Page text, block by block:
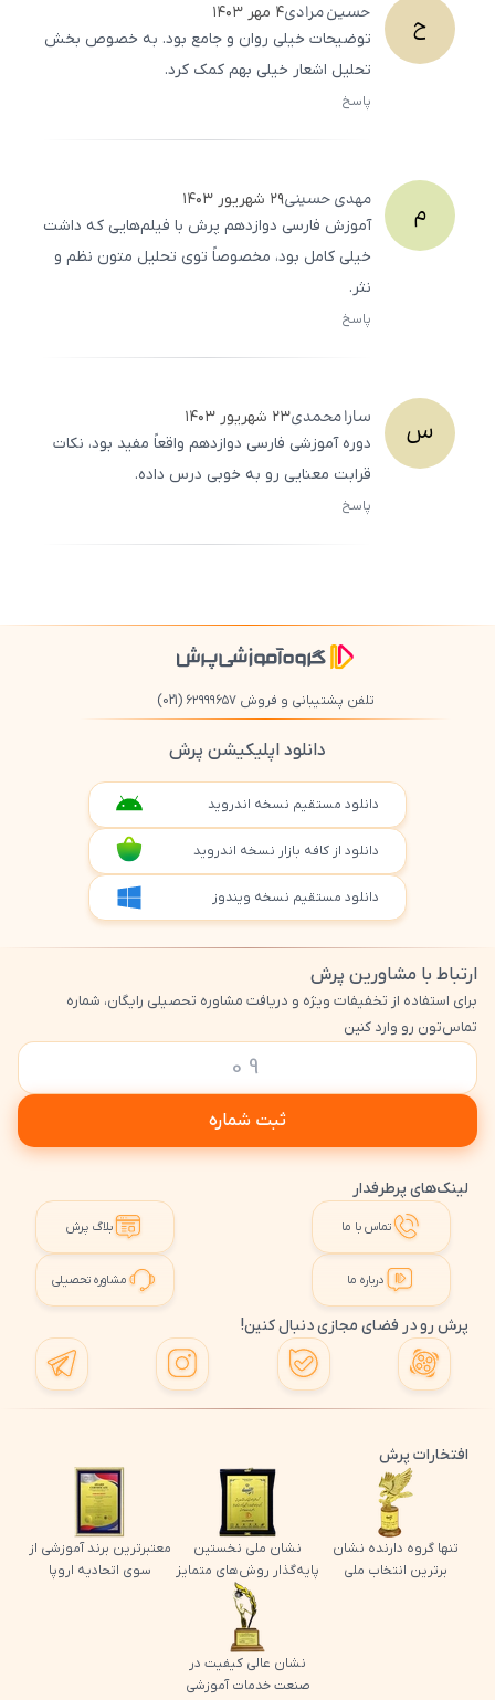
ح حسینمرادی۴ مهر ۱۴۰۳
توضیحات خیلی روان و جامع بود. به خصوص بخش
تحلیل اشعار خیلی بهم کمک کرد.
پاسخ
م مهدیحسینی۲۹ شهریور ۱۴۰۳
آموزش فارسی دوازدهم پرش با فیلم‌هایی که داشت
خیلی کامل بود، مخصوصاً توی تحلیل متون نظم و
نثر.
پاسخ
س سارامحمدی۲۳ شهریور ۱۴۰۳
دوره آموزشی فارسی دوازدهم واقعاً مفید بود، نکات
قرابت معنایی رو به خوبی درس داده.
پاسخ
تلفن پشتیبانی و فروش ۶۲۹۹۹۶۵۷ (021)
دانلود اپلیکیشن پرش
دانلود مستقیم نسخه اندروید
دانلود از کافه بازار نسخه اندروید
دانلود مستقیم نسخه ویندوز
ارتباط با مشاورین پرش
برای استفاده از تخفیفات ویژه و دریافت مشاوره تحصیلی رایگان، شماره
تماس‌تون رو وارد کنین
ثبت شماره
لینک‌های پرطرفدار
تماس با ما بلاگ پرش
درباره ما مشاوره تحصیلی
پرش رو در فضای مجازی دنبال کنین!
افتخارات پرش
تنها گروه دارنده نشان
برترین انتخاب ملی
نشان ملی نخستین
پایه‌گذار روش‌های متمایز
معتبرترین برند آموزشی از
سوی اتحادیه اروپا
نشان عالی کیفیت در
صنعت خدمات آموزشی